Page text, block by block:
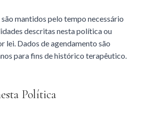
são mantidos pelo tempo necessário
descritas nesta política ou
lei. Dados de agendamento são
para fins de histórico terapêutico.
Política